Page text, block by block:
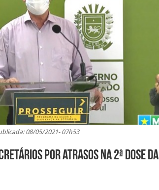
08/05/2021- 07h53
por atrasos na 2ª dose da